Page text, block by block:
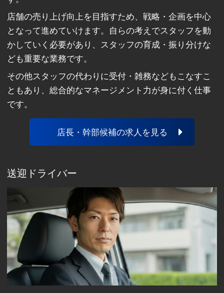
店舗の売り上げ向上を目指すため、戦略・企画を中心
となって進めていけます。自らの考えでスタッフを動
かしていく必要があり、スタッフの育成・振り分けな
ども重要な業務です。
その他スタッフの代わりに受付・雑務などもこなすこ
ともあり、総合的なマネージメント力が身に付く仕事
です。
店長・幹部候補の求人を見る
送迎ドライバー